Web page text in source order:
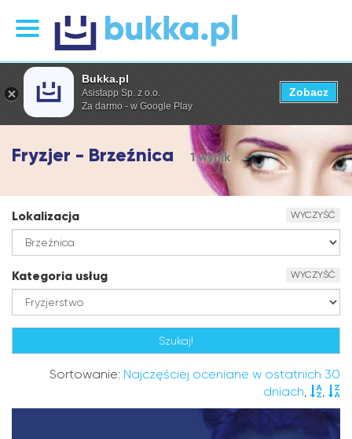
Fryzjer - Brzeźnica 1 wynik
Lokalizacja WYCZYŚĆ
Kategoria usług WYCZYŚĆ
Sortowanie: Najczęściej oceniane w ostatnich 30
dniach, ,
Bukka.pl
Asistapp Sp. z o.o.
Za darmo - w Google Play
Zobacz